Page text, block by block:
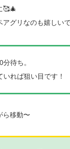
🥰🎄
グリなのも嬉しい
待ち。
いれば狙い目です！
移動〜